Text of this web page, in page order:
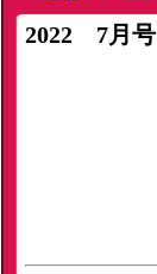
2022 7月号